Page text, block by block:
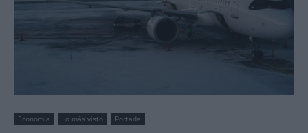
Economía Lo más visto Portada